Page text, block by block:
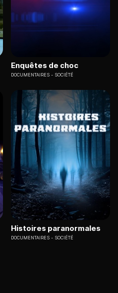
Enquêtes de choc
DOCUMENTAIRES SOCIÉTÉ
Histoires paranormales
DOCUMENTAIRES SOCIÉTÉ